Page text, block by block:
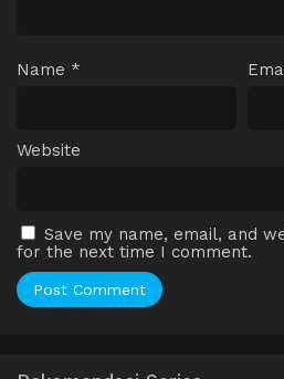
Name *
Website
Save my name, email, and
for the next time I comment.